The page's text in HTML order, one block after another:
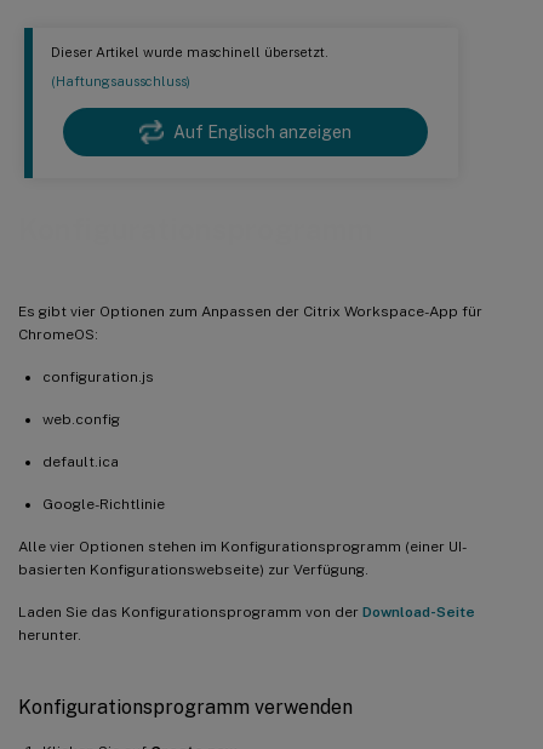
Dieser Artikel wurde maschinell übersetzt.
(Haftungsausschluss)
Auf Englisch anzeigen
Es gibt vier Optionen zum Anpassen der Citrix Workspace-App für
ChromeOS:
configuration.js
web.config
default.ica
Google-Richtlinie
Alle vier Optionen stehen im Konfigurationsprogramm (einer UI-
basierten Konfigurationswebseite) zur Verfügung.
Laden Sie das Konfigurationsprogramm von der Download-Seite
herunter.
Konfigurationsprogramm verwenden